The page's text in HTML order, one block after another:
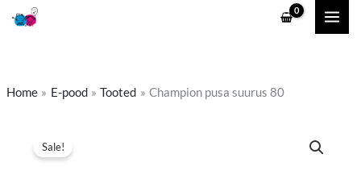
Skip
Home E-pood Tooted Champion pusa suurus 80
Sale!